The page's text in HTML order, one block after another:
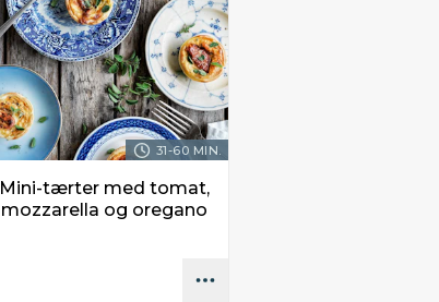
31-60 MIN.
Mini-tærter med tomat,
mozzarella og oregano